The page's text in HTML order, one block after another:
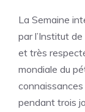
La Semaine
par l’Institut
et très
mondiale du
pendant trois